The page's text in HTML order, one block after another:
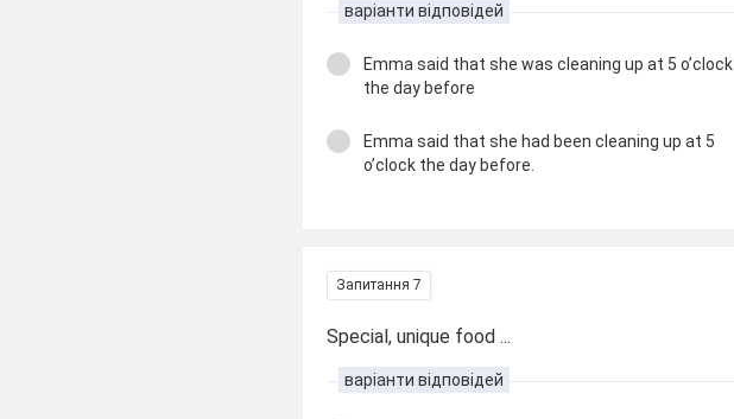
варіанти відповідей
Emma said that she was cleaning up at 5 o’clock
the day before
Emma said that she had been cleaning up at 5
o’clock the day before.
Запитання 7
Special, unique food ...
варіанти відповідей